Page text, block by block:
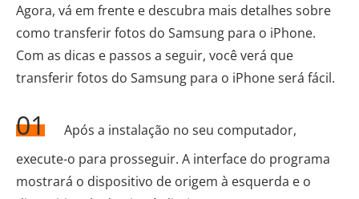
Agora, vá em frente e descubra mais detalhes sobre
como transferir fotos do Samsung para o iPhone.
Com as dicas e passos a seguir, você verá que
transferir fotos do Samsung para o iPhone será fácil.
01
Após a instalação no seu computador,
execute-o para prosseguir. A interface do programa
mostrará o dispositivo de origem à esquerda e o